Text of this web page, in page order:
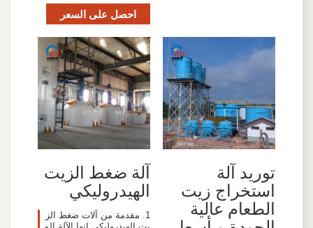
احصل على السعر
توريد آلة
استخراج زيت
الطعام عالية
آلة ضغط الزيت
الهيدروليكي
1. مقدمة من آلات ضغط الز